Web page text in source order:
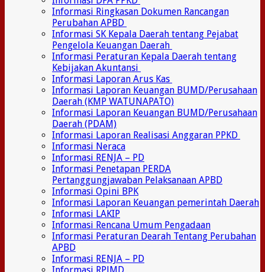
Informasi Ringkasan Dokumen Rancangan
Perubahan APBD
Informasi SK Kepala Daerah tentang Pejabat
Pengelola Keuangan Daerah
Informasi Peraturan Kepala Daerah tentang
Kebijakan Akuntansi
Informasi Laporan Arus Kas
Informasi Laporan Keuangan BUMD/Perusahaan
Daerah (KMP WATUNAPATO)
Informasi Laporan Keuangan BUMD/Perusahaan
Daerah (PDAM)
Informasi Laporan Realisasi Anggaran PPKD
Informasi Neraca
Informasi RENJA – PD
Informasi Penetapan PERDA
Pertanggungjawaban Pelaksanaan APBD
Informasi Opini BPK
Informasi Laporan Keuangan pemerintah Daerah
Informasi LAKIP
Informasi Rencana Umum Pengadaan
Informasi Peraturan Dearah Tentang Perubahan
APBD
Informasi RENJA – PD